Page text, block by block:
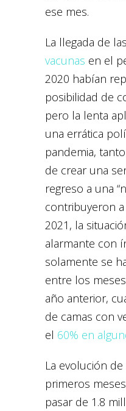
ese mes.
La llegada de las
vacunas en el
2020 habían
posibilidad de
pero la lenta
una errática
pandemia,
de crear una
regreso a una
contribuyeron
2021, la
alarmante con
solamente se
entre los
año anterior,
de camas con
el 60% en
La evolución
primeros
pasar de 1.8